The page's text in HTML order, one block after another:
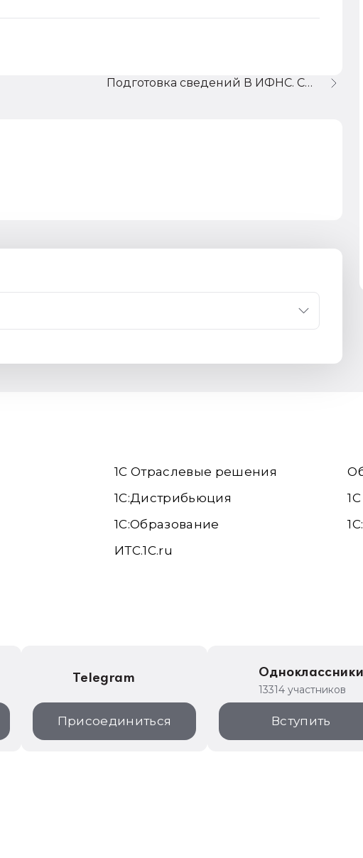
Подготовка сведений В ИФНС. Сдача НДФЛ.
1С Отраслевые решения
1С:Дистрибьюция
1С:Образование
ИТС.1C.ru
Telegram
Присоединиться
Одноклассники
13314 участников
Вступить